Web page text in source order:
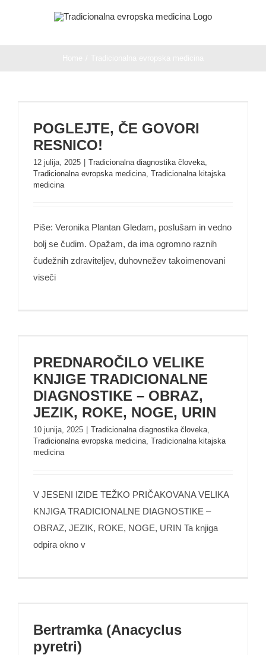
POGLEJTE, ČE GOVORI RESNICO!
POGLEJTE, ČE GOVORI
RESNICO!
12 julija, 2025 Tradicionalna diagnostika človeka,
Tradicionalna evropska medicina, Tradicionalna kitajska
medicina
Piše: Veronika Plantan Gledam, poslušam in vedno
bolj se čudim. Opažam, da ima ogromno raznih
čudežnih zdraviteljev, duhovnežev takoimenovani
viseči
TRADICIONALNE DIAGNOSTIKE – OBRAZ,
JEZIK, ROKE, NOGE, URIN
PREDNAROČILO VELIKE
KNJIGE TRADICIONALNE
DIAGNOSTIKE – OBRAZ,
JEZIK, ROKE, NOGE, URIN
10 junija, 2025 Tradicionalna diagnostika človeka,
Tradicionalna evropska medicina, Tradicionalna kitajska
medicina
V JESENI IZIDE TEŽKO PRIČAKOVANA VELIKA
KNJIGA TRADICIONALNE DIAGNOSTIKE –
OBRAZ, JEZIK, ROKE, NOGE, URIN Ta knjiga
odpira okno v
Bertramka (Anacyclus pyretri)
Bertramka (Anacyclus
pyretri)